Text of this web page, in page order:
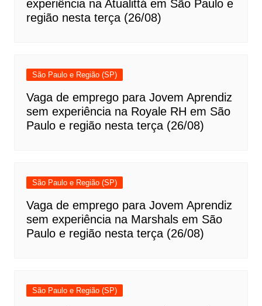
experiência na Atualittá em São Paulo e
região nesta terça (26/08)
São Paulo e Região (SP)
Vaga de emprego para Jovem Aprendiz
sem experiência na Royale RH em São
Paulo e região nesta terça (26/08)
São Paulo e Região (SP)
Vaga de emprego para Jovem Aprendiz
sem experiência na Marshals em São
Paulo e região nesta terça (26/08)
São Paulo e Região (SP)